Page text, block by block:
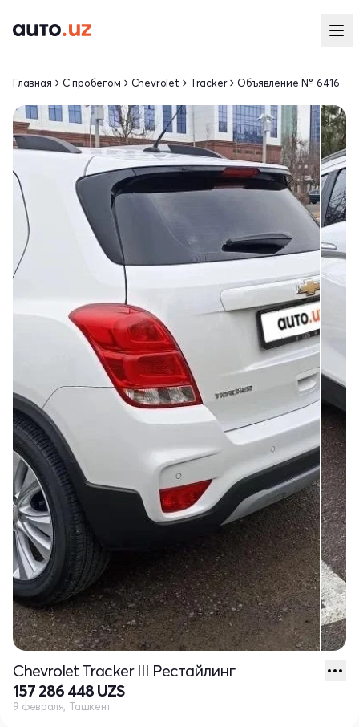
Главная С пробегом Chevrolet Tracker Объявление № 6416
Chevrolet Tracker III Рестайлинг
157 286 448 UZS
9 февраля, Ташкент